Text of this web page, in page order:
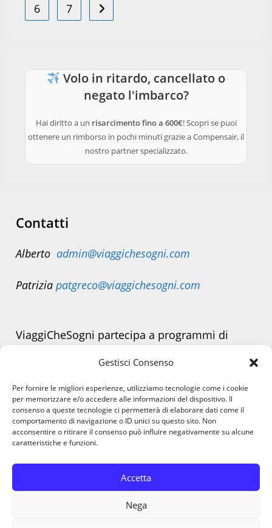
Gestisci Consenso
Per fornire le migliori esperienze, utilizziamo tecnologie come i cookie
per memorizzare e/o accedere alle informazioni del dispositivo. Il
consenso a queste tecnologie ci permetterà di elaborare dati come il
comportamento di navigazione o ID unici su questo sito. Non
acconsentire o ritirare il consenso può influire negativamente su alcune
caratteristiche e funzioni.
Accetta
Nega
6
7 Vai alla pagina successiva
Volo in ritardo, cancellato o
negato l'imbarco?
Hai diritto a un risarcimento fino a 600€! Scopri se puoi
ottenere un rimborso in pochi minuti grazie a Compensair, il
nostro partner specializzato.
Contatti
Albertoadmin@viaggichesogni.com
Patriziapatgreco@viaggichesogni.com
ViaggiCheSogni partecipa a programmi di
una piccola commissione senza alcun costo
aggiuntivo per te.